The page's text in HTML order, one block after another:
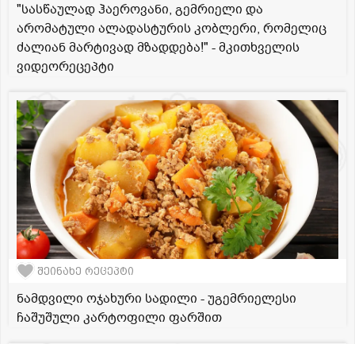
"სასწაულად ჰაეროვანი, გემრიელი და
არომატული ალადასტურის კობლერი, რომელიც
ძალიან მარტივად მზადდება!" - მკითხველის
ვიდეორეცეპტი
შეინახე რეცეპტი
ნამდვილი ოჯახური სადილი - უგემრიელესი
ჩაშუშული კარტოფილი ფარშით